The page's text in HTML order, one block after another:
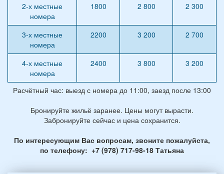
2-х местные
номера
1800 2 800 2 300
3-х местные
номера
2200 3 200 2 700
4-х местные
номера
2400 3 800 3 200
Расчётный час: выезд с номера до 11:00, заезд после 13:00
Бронируйте жильё заранее. Цены могут вырасти.
Забронируйте сейчас и цена сохранится.
По интересующим Вас вопросам, звоните пожалуйста,
по телефону: +7 (978) 717-98-18 Татьяна